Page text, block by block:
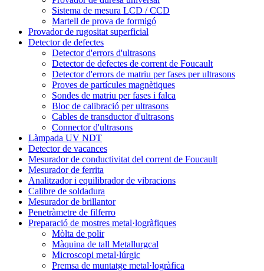
Sistema de mesura LCD / CCD
Martell de prova de formigó
Provador de rugositat superficial
Detector de defectes
Detector d'errors d'ultrasons
Detector de defectes de corrent de Foucault
Detector d'errors de matriu per fases per ultrasons
Proves de partícules magnètiques
Sondes de matriu per fases i falca
Bloc de calibració per ultrasons
Cables de transductor d'ultrasons
Connector d'ultrasons
Làmpada UV NDT
Detector de vacances
Mesurador de conductivitat del corrent de Foucault
Mesurador de ferrita
Analitzador i equilibrador de vibracions
Calibre de soldadura
Mesurador de brillantor
Penetràmetre de filferro
Preparació de mostres metal·logràfiques
Mòlta de polir
Màquina de tall Metallurgcal
Microscopi metal·lúrgic
Premsa de muntatge metal·logràfica